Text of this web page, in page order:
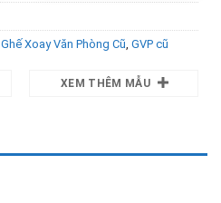
Ghế Xoay Văn Phòng Cũ, GVP cũ
XEM THÊM MẪU